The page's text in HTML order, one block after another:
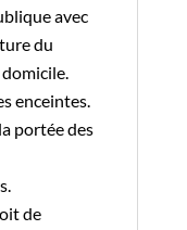
avec
du
enceintes.
portée des
de